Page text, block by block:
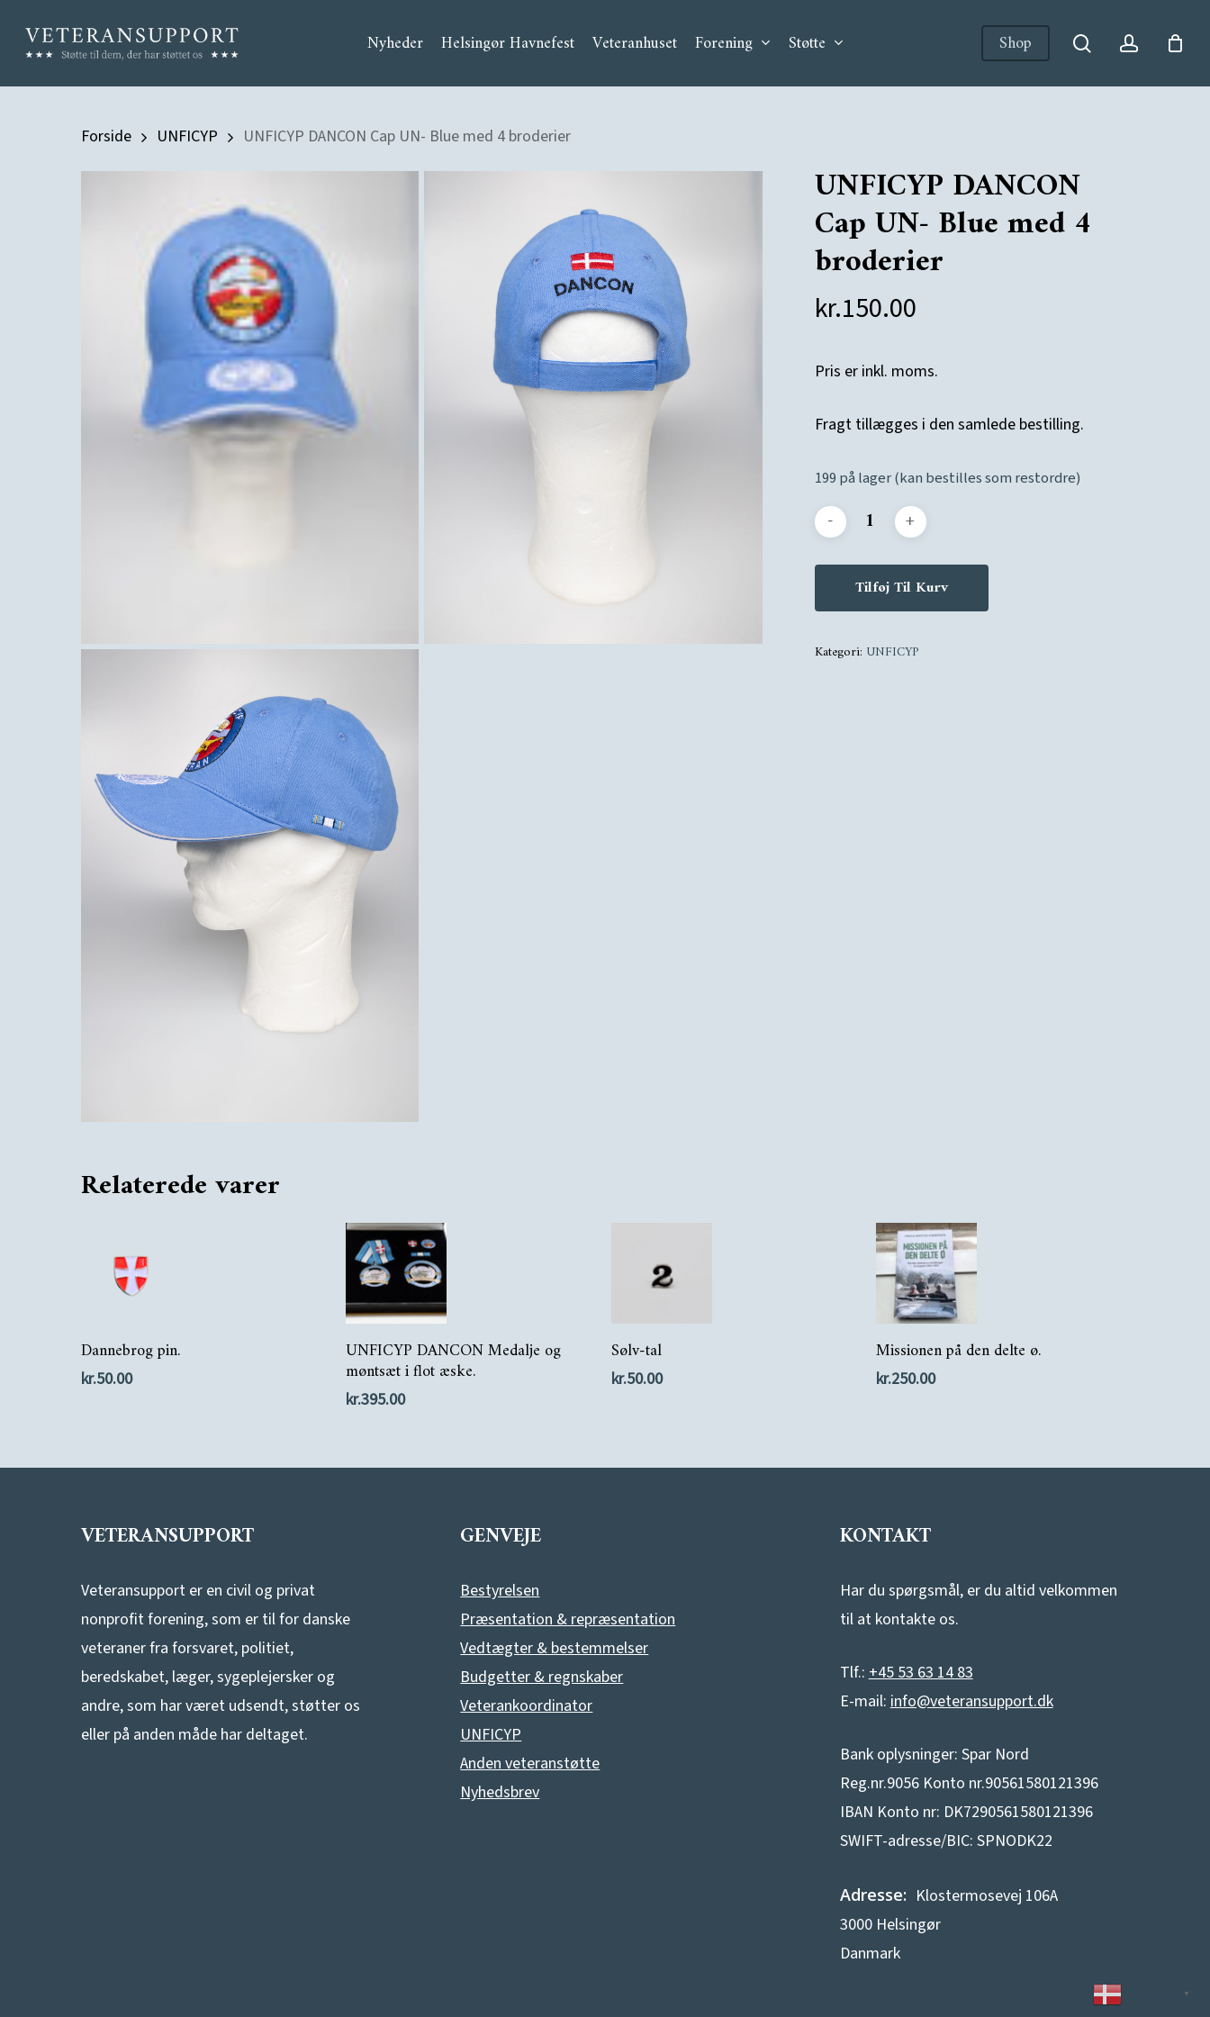
Hit enter to search or ESC to close
Nyheder Helsingør Havnefest Veteranhuset Forening Støtte Shop searchaccount
Forside UNFICYP UNFICYP DANCON Cap UN- Blue med 4 broderier
UNFICYP DANCON
Cap UN- Blue med 4
broderier
kr.150.00
Pris er inkl. moms.
Fragt tillægges i den samlede bestilling.
199 på lager (kan bestilles som restordre)
Tilføj Til Kurv
Kategori: UNFICYP
Relaterede varer
Dannebrog pin.
kr.50.00
Tilføj Til Kurv
UNFICYP DANCON Medalje og
møntsæt i flot æske.
kr.395.00
Sølv-tal
kr.50.00
Tilføj Til Kurv
Missionen på den delte ø.
kr.250.00
VETERANSUPPORT
Veteransupport er en civil og privat
nonprofit forening, som er til for danske
veteraner fra forsvaret, politiet,
beredskabet, læger, sygeplejersker og
andre, som har været udsendt, støtter os
eller på anden måde har deltaget.
GENVEJE
Bestyrelsen
Præsentation & repræsentation
Vedtægter & bestemmelser
Budgetter & regnskaber
Veterankoordinator
UNFICYP
Anden veteranstøtte
Nyhedsbrev
KONTAKT
Har du spørgsmål, er du altid velkommen
til at kontakte os.
Tlf.:+45 53 63 14 83
E-mail:info@veteransupport.dk
Bank oplysninger: Spar Nord
Reg.nr.9056 Konto nr.90561580121396
IBAN Konto nr: DK7290561580121396
SWIFT-adresse/BIC: SPNODK22
Adresse: Klostermosevej 106A
3000 Helsingør
Danmark
▼